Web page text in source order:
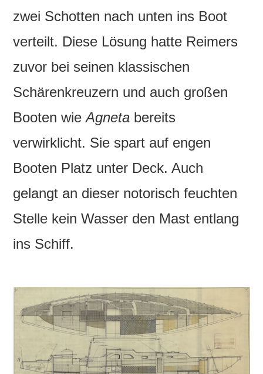
zwei Schotten nach unten ins Boot
verteilt. Diese Lösung hatte Reimers
zuvor bei seinen klassischen
Schärenkreuzern und auch großen
Booten wieAgneta bereits
verwirklicht. Sie spart auf engen
Booten Platz unter Deck. Auch
gelangt an dieser notorisch feuchten
Stelle kein Wasser den Mast entlang
ins Schiff.